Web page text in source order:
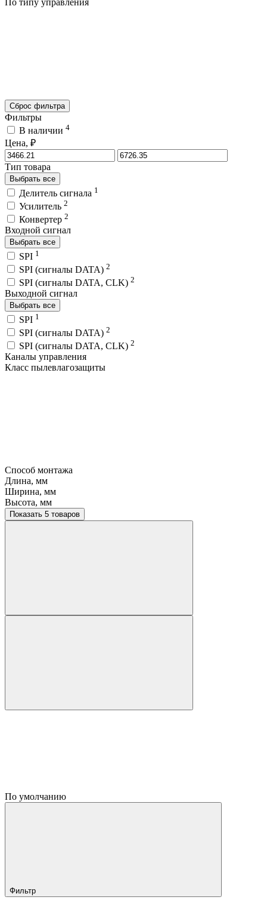
Сброс фильтра
Фильтры
В наличии 4
Цена, ₽
Тип товара
Выбрать все
Делитель сигнала 1
Усилитель 2
Конвертер 2
Входной сигнал
Выбрать все
SPI 1
SPI (сигналы DATA) 2
SPI (сигналы DATA, CLK) 2
Выходной сигнал
Выбрать все
SPI 1
SPI (сигналы DATA) 2
SPI (сигналы DATA, CLK) 2
Каналы управления
Класс пылевлагозащиты
Способ монтажа
Длина, мм
Ширина, мм
Высота, мм
Показать 5 товаров
По умолчанию
Фильтр